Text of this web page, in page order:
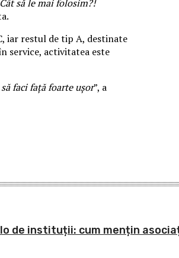
să le mai folosim?!
iar restul de tip A, destinate
service, activitatea este
faci față foarte ușor”, a
de instituții: cum mențin